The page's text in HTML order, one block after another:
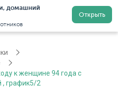
домашний
Открыть
Регистрация
к женщине 94 года с
, график5/2